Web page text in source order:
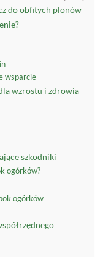
do obfitych plonów
wsparcie
wzrostu i zdrowia
szkodniki
ogórków?
ogórków